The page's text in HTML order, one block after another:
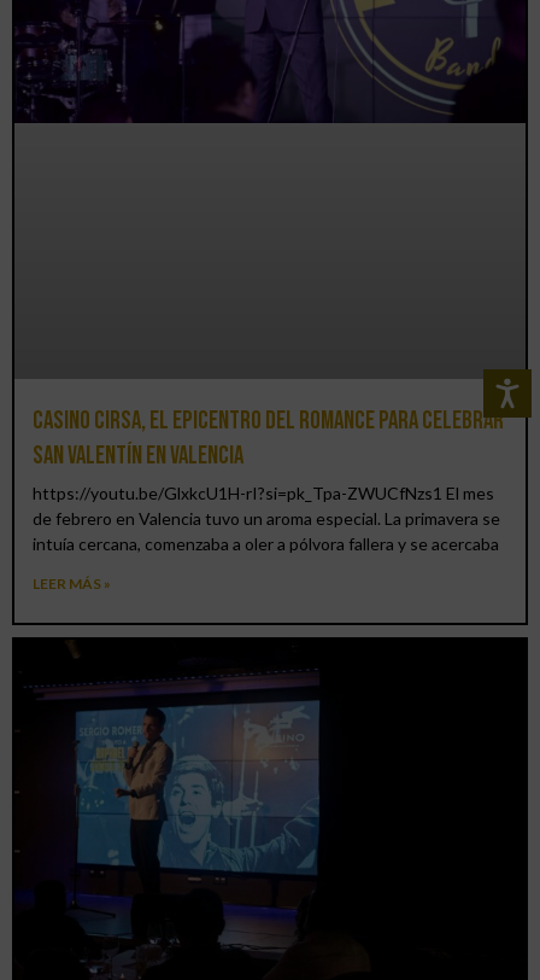
Casino CIRSA, el epicentro del romance para celebrar
San Valentín en Valencia
https://youtu.be/GlxkcU1H-rI?si=pk_Tpa-ZWUCfNzs1 El mes
de febrero en Valencia tuvo un aroma especial. La primavera se
intuía cercana, comenzaba a oler a pólvora fallera y se acercaba
LEER MÁS »